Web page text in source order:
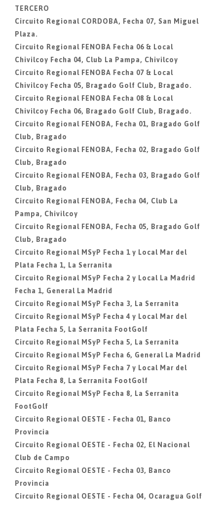
TERCERO
Circuito Regional CORDOBA, Fecha 07, San Miguel
Plaza.
Circuito Regional FENOBA Fecha 06 & Local
Chivilcoy Fecha 04, Club La Pampa, Chivilcoy
Circuito Regional FENOBA Fecha 07 & Local
Chivilcoy Fecha 05, Bragado Golf Club, Bragado.
Circuito Regional FENOBA Fecha 08 & Local
Chivilcoy Fecha 06, Bragado Golf Club, Bragado.
Circuito Regional FENOBA, Fecha 01, Bragado Golf
Club, Bragado
Circuito Regional FENOBA, Fecha 02, Bragado Golf
Club, Bragado
Circuito Regional FENOBA, Fecha 03, Bragado Golf
Club, Bragado
Circuito Regional FENOBA, Fecha 04, Club La
Pampa, Chivilcoy
Circuito Regional FENOBA, Fecha 05, Bragado Golf
Club, Bragado
Circuito Regional MSyP Fecha 1 y Local Mar del
Plata Fecha 1, La Serranita
Circuito Regional MSyP Fecha 2 y Local La Madrid
Fecha 1, General La Madrid
Circuito Regional MSyP Fecha 3, La Serranita
Circuito Regional MSyP Fecha 4 y Local Mar del
Plata Fecha 5, La Serranita FootGolf
Circuito Regional MSyP Fecha 5, La Serranita
Circuito Regional MSyP Fecha 6, General La Madrid
Circuito Regional MSyP Fecha 7 y Local Mar del
Plata Fecha 8, La Serranita FootGolf
Circuito Regional MSyP Fecha 8, La Serranita
FootGolf
Circuito Regional OESTE - Fecha 01, Banco
Provincia
Circuito Regional OESTE - Fecha 02, El Nacional
Club de Campo
Circuito Regional OESTE - Fecha 03, Banco
Provincia
Circuito Regional OESTE - Fecha 04, Ocaragua Golf